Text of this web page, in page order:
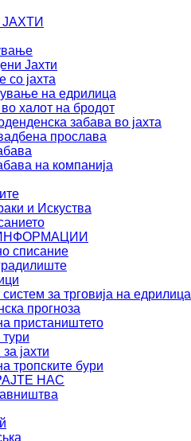
Јахти
со јахта
на едрилица
халот на бродот
забава во јахта
прослава
на компанија
и Искуства
списание
за трговија на едрилица
прогноза
пристаништето
тури
јахти
тропските бури
НАС